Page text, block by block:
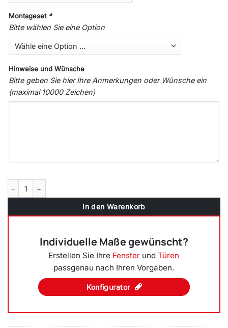
Montageset *
Bitte wählen Sie eine Option
Hinweise und Wünsche
Bitte geben Sie hier Ihre Anmerkungen oder Wünsche ein
(maximal 10000 Zeichen)
In den Warenkorb
Individuelle Maße gewünscht?
Erstellen Sie Ihre Fenster undTüren
passgenau nach Ihren Vorgaben.
Konfigurator